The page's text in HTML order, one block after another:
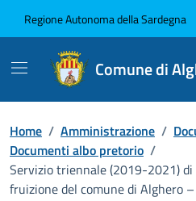
Regione Autonoma della Sardegna
Comune di
Home / Amministrazione /
Documenti albo pretorio /
Servizio triennale (2019-2021)
fruizione del comune di Alghero